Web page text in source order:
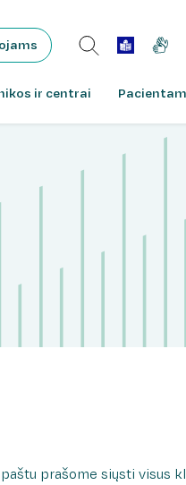
ir centrai
paštu prašome siųsti visus